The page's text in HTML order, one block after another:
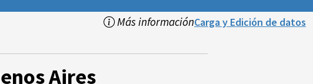
Más informaciónCarga y Edición de datos
Aires